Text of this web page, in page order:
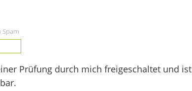
Spam
Prüfung durch mich freigeschaltet und ist